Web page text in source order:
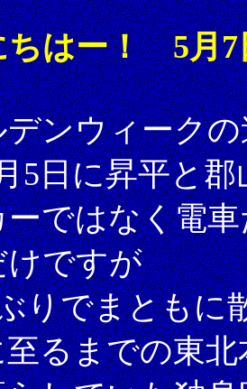
ちはー！ 5月7
ンウィーク
5日に昇平と
ではなく電
ですが
りでまともに
るまでの東